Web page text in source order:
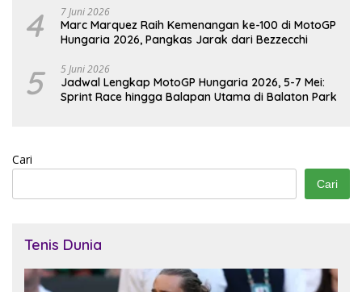
4 7 Juni 2026
Marc Marquez Raih Kemenangan ke-100 di MotoGP
Hungaria 2026, Pangkas Jarak dari Bezzecchi
5 5 Juni 2026
Jadwal Lengkap MotoGP Hungaria 2026, 5-7 Mei:
Sprint Race hingga Balapan Utama di Balaton Park
Cari
Cari
Tenis Dunia